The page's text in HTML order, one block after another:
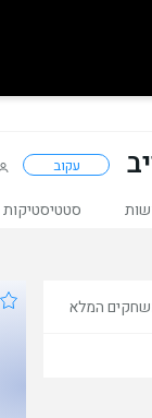
עקוב
סטטיסטיקות
המלא